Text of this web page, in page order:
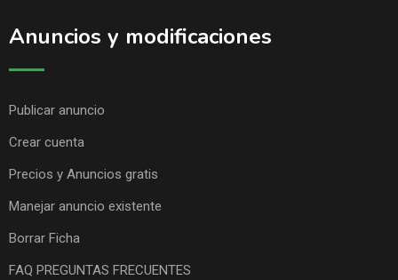
Anuncios y modificaciones
Publicar anuncio
Crear cuenta
Precios y Anuncios gratis
Manejar anuncio existente
Borrar Ficha
FAQ PREGUNTAS FRECUENTES